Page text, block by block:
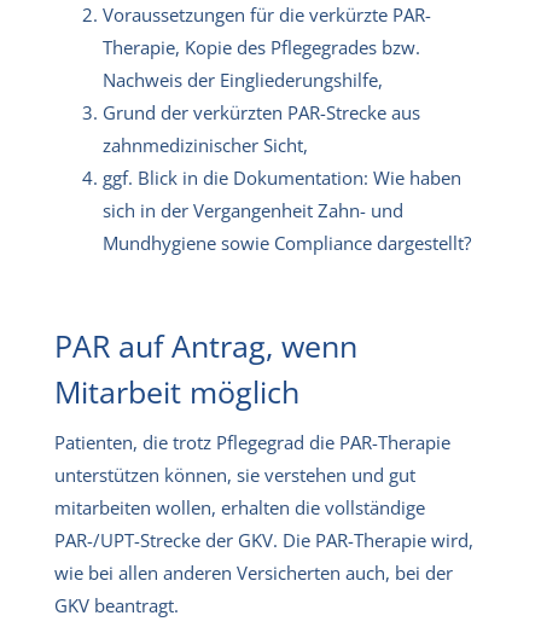
Voraussetzungen für die verkürzte PAR-
Therapie, Kopie des Pflegegrades bzw.
Nachweis der Eingliederungshilfe,
Grund der verkürzten PAR-Strecke aus
zahnmedizinischer Sicht,
ggf. Blick in die Dokumentation: Wie haben
sich in der Vergangenheit Zahn- und
Mundhygiene sowie Compliance dargestellt?
PAR auf Antrag, wenn
Mitarbeit möglich
Patienten, die trotz Pflegegrad die PAR-Therapie
unterstützen können, sie verstehen und gut
mitarbeiten wollen, erhalten die vollständige
PAR-/UPT-Strecke der GKV. Die PAR-Therapie wird,
wie bei allen anderen Versicherten auch, bei der
GKV beantragt.